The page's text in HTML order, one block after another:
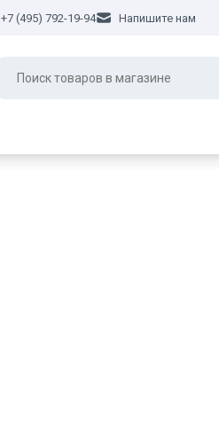
+7 (495) 792-19-94 Напишите нам